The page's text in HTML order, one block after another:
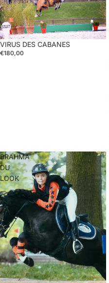
VIRUS DES CABANES
€180,00
BRAHMA
DU
LOOK